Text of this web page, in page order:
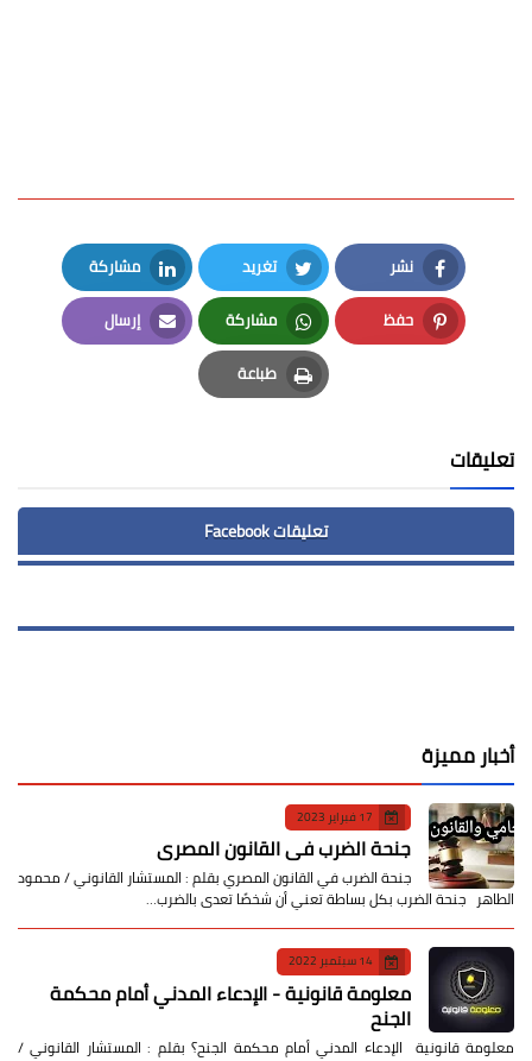
نشر
Facebook
تغريد
Twitter
مشاركة
LinkedIn
حفظ
Pinterest
مشاركة
Whatsapp
إرسال
Email
طباعة
Print
تعليقات
تعليقات Facebook
أخبار مميزة
17 فبراير 2023
جنحة الضرب في القانون المصري
جنحة الضرب في القانون المصري بقلم : المستشار القانوني / محمود
الطاهر جنحة الضرب بكل بساطة تعني أن شخصًا تعدى بالضرب…
14 سبتمبر 2022
معلومة قانونية - الإدعاء المدني أمام محكمة
الجنح
معلومة قانونية الإدعاء المدني أمام محكمة الجنح؟ بقلم : المستشار القانوني /